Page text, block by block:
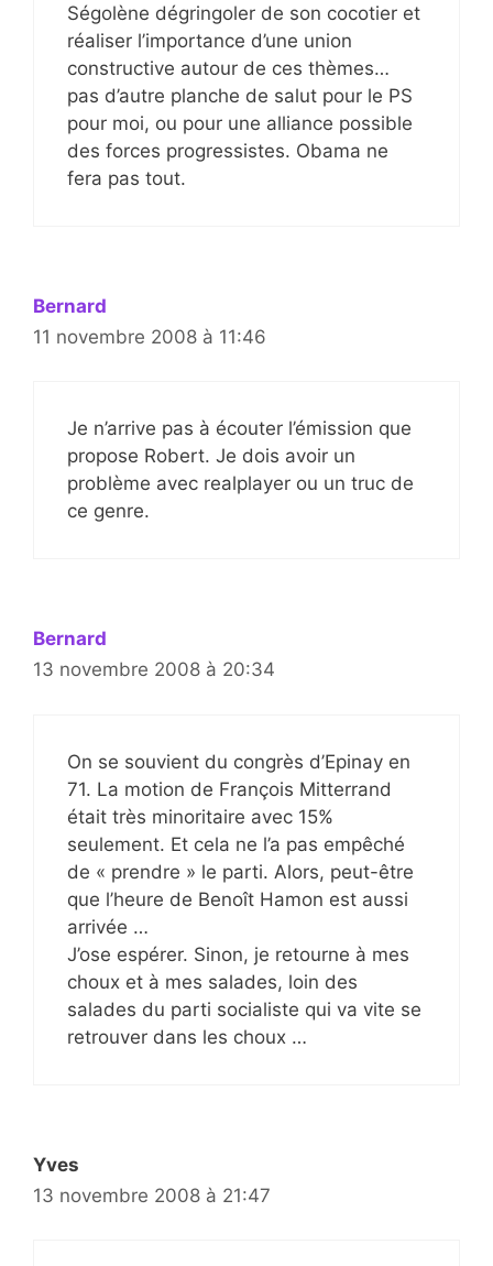
Ségolène dégringoler de son cocotier et
réaliser l’importance d’une union
constructive autour de ces thèmes…
pas d’autre planche de salut pour le PS
pour moi, ou pour une alliance possible
des forces progressistes. Obama ne
fera pas tout.
Bernard
11 novembre 2008 à 11:46
Je n’arrive pas à écouter l’émission que
propose Robert. Je dois avoir un
problème avec realplayer ou un truc de
ce genre.
Bernard
13 novembre 2008 à 20:34
On se souvient du congrès d’Epinay en
71. La motion de François Mitterrand
était très minoritaire avec 15%
seulement. Et cela ne l’a pas empêché
de « prendre » le parti. Alors, peut-être
que l’heure de Benoît Hamon est aussi
arrivée …
J’ose espérer. Sinon, je retourne à mes
choux et à mes salades, loin des
salades du parti socialiste qui va vite se
retrouver dans les choux …
Yves
13 novembre 2008 à 21:47